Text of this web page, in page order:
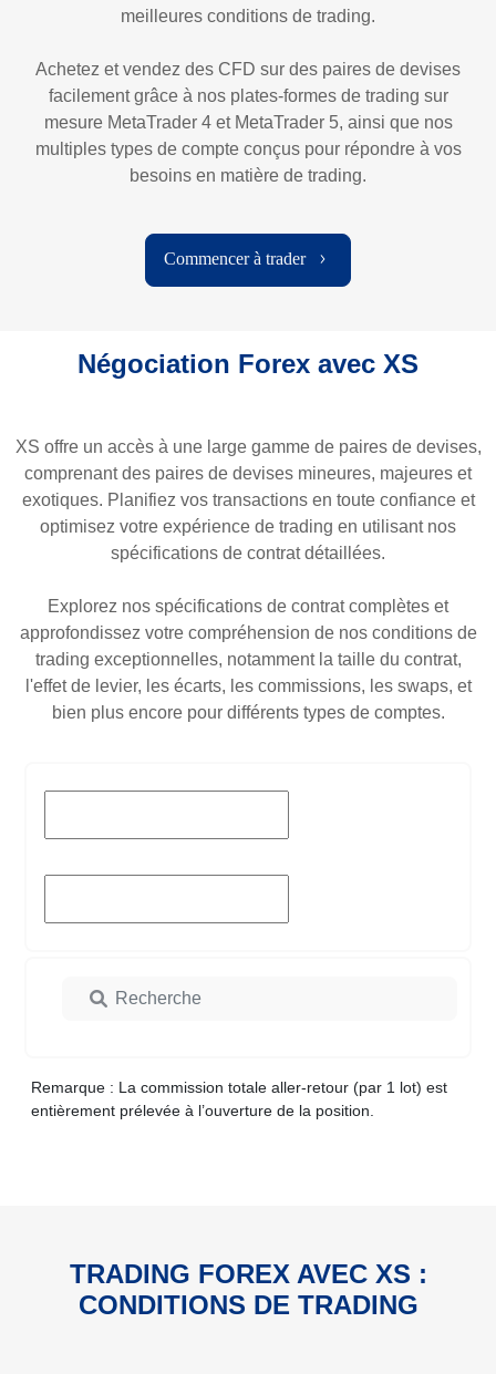
meilleures conditions de trading.
Achetez et vendez des CFD sur des paires de devises
facilement grâce à nos plates-formes de trading sur
mesure MetaTrader 4 et MetaTrader 5, ainsi que nos
multiples types de compte conçus pour répondre à vos
besoins en matière de trading.
Commencer à trader
Négociation Forex avec XS
XS offre un accès à une large gamme de paires de devises,
comprenant des paires de devises mineures, majeures et
exotiques. Planifiez vos transactions en toute confiance et
optimisez votre expérience de trading en utilisant nos
spécifications de contrat détaillées.
Explorez nos spécifications de contrat complètes et
approfondissez votre compréhension de nos conditions de
trading exceptionnelles, notamment la taille du contrat,
l'effet de levier, les écarts, les commissions, les swaps, et
bien plus encore pour différents types de comptes.
Remarque : La commission totale aller-retour (par 1 lot) est
entièrement prélevée à l’ouverture de la position.
TRADING FOREX AVEC XS :
CONDITIONS DE TRADING